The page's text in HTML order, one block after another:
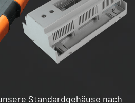
Standardgehäuse nach